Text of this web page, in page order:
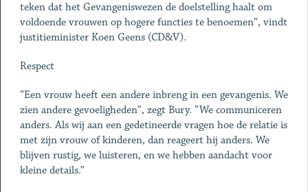
teken dat het Gevangenis­wezen de doelstelling haalt om
voldoende vrouwen op hogere functies te benoemen”, vindt
justitieminister Koen Geens (CD&V).
Respect
“Een vrouw heeft een andere inbreng in een gevangenis. We
zien andere gevoeligheden”, zegt Bury. “We communiceren
anders. Als wij aan een gedetineerde vragen hoe de relatie is
met zijn vrouw of kinderen, dan reageert hij anders. We
blijven rustig, we luisteren, en we hebben aandacht voor
kleine details.”